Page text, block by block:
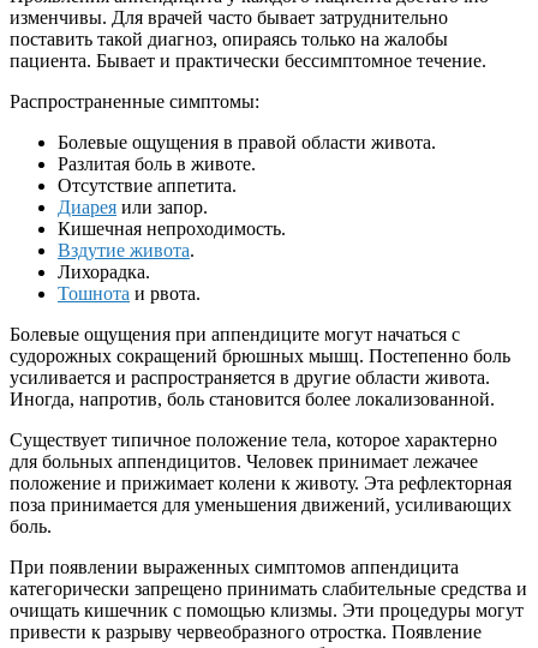
изменчивы. Для врачей часто бывает затруднительно
поставить такой диагноз, опираясь только на жалобы
пациента. Бывает и практически бессимптомное течение.
Распространенные симптомы:
Болевые ощущения в правой области живота.
Разлитая боль в животе.
Отсутствие аппетита.
Диарея или запор.
Кишечная непроходимость.
Вздутие живота.
Лихорадка.
Тошнота и рвота.
Болевые ощущения при аппендиците могут начаться с
судорожных сокращений брюшных мышц. Постепенно боль
усиливается и распространяется в другие области живота.
Иногда, напротив, боль становится более локализованной.
Существует типичное положение тела, которое характерно
для больных аппендицитов. Человек принимает лежачее
положение и прижимает колени к животу. Эта рефлекторная
поза принимается для уменьшения движений, усиливающих
боль.
При появлении выраженных симптомов аппендицита
категорически запрещено принимать слабительные средства и
очищать кишечник с помощью клизмы. Эти процедуры могут
привести к разрыву червеобразного отростка. Появление